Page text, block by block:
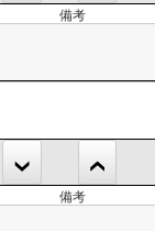
備考
備考